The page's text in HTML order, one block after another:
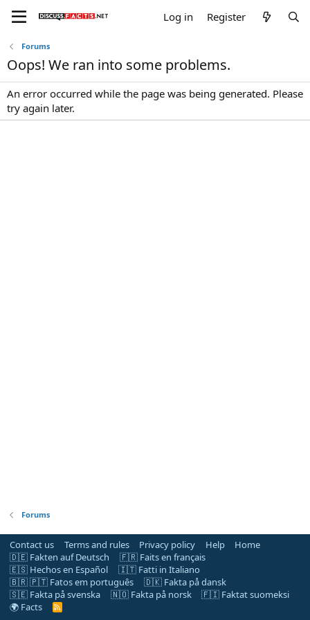
Log in Register
Forums
Oops! We ran into some problems.
An error occurred while the page was being generated. Please
try again later.
Forums
Contact us Terms and rules Privacy policy Help
Home
🇩🇪 Fakten auf Deutsch
🇫🇷 Faits en français
🇪🇸 Hechos en Español
🇮🇹 Fatti in Italiano
🇧🇷 🇵🇹 Fatos em português
🇩🇰 Fakta på dansk
🇸🇪 Fakta på svenska
🇳🇴 Fakta på norsk
🇫🇮 Faktat suomeksi
🌍 Facts
R